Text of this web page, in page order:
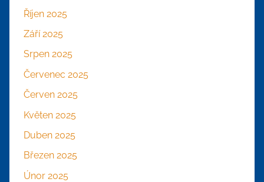
Říjen 2025
Září 2025
Srpen 2025
Červenec 2025
Červen 2025
Květen 2025
Duben 2025
Březen 2025
Únor 2025